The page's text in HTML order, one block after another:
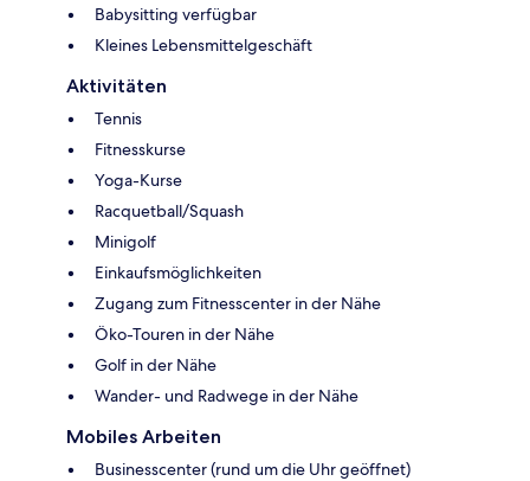
Babysitting verfügbar
Kleines Lebensmittelgeschäft
Aktivitäten
Tennis
Fitnesskurse
Yoga-Kurse
Racquetball/Squash
Minigolf
Einkaufsmöglichkeiten
Zugang zum Fitnesscenter in der Nähe
Öko-Touren in der Nähe
Golf in der Nähe
Wander- und Radwege in der Nähe
Mobiles Arbeiten
Businesscenter (rund um die Uhr geöffnet)